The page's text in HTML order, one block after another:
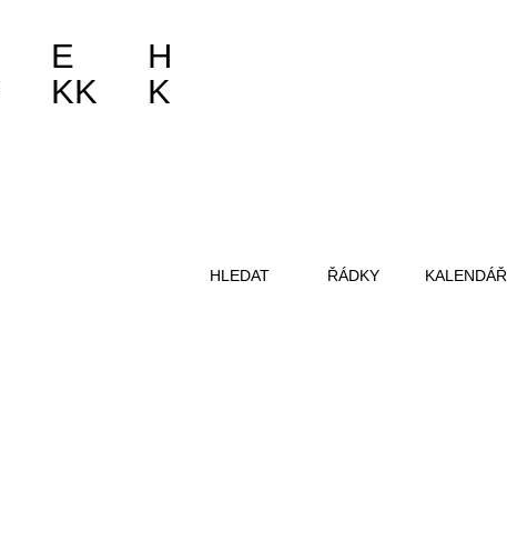
E
KK
H
K
HLEDAT ŘÁDKY KALENDÁŘ